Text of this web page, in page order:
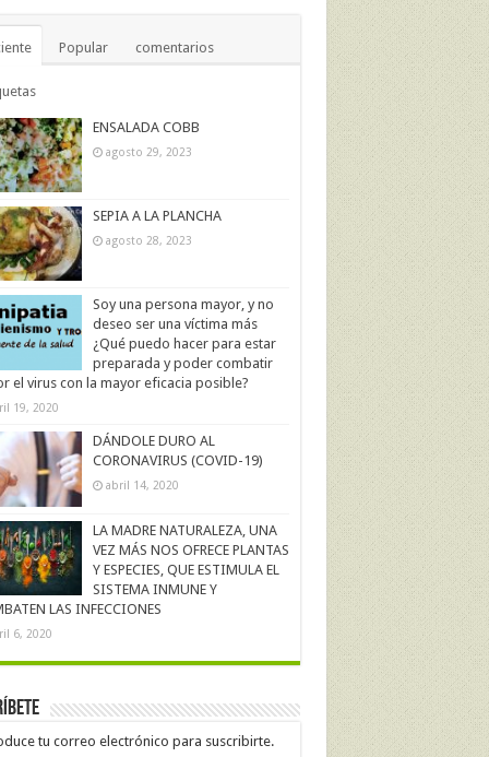
Popular comentarios
ENSALADA COBB
agosto 29, 2023
SEPIA A LA PLANCHA
agosto 28, 2023
Soy una persona mayor, y no
deseo ser una víctima más
¿Qué puedo hacer para estar
preparada y poder combatir
el virus con la mayor eficacia posible?
19, 2020
DÁNDOLE DURO AL
CORONAVIRUS (COVID-19)
abril 14, 2020
LA MADRE NATURALEZA, UNA
VEZ MÁS NOS OFRECE PLANTAS
Y ESPECIES, QUE ESTIMULA EL
SISTEMA INMUNE Y
LAS INFECCIONES
6, 2020
tu correo electrónico para suscribirte.